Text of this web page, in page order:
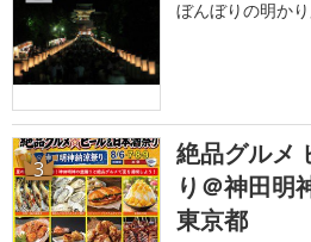
ぼんぼりの明か
3
絶品グルメ
り＠神田明
東京都